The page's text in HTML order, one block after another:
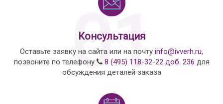
01
Консультация
Оставьте заявку на сайта или на почту info@ivverh.ru,
позвоните по телефону
8 (495) 118-32-22 доб. 236 для
обсуждения деталей заказа